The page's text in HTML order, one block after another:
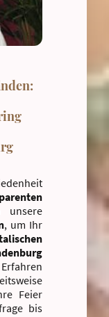
, um Ihr
Feier
bis